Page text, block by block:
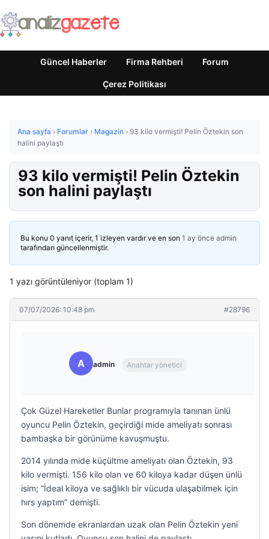
Güncel Haberler Firma Rehberi Forum
Çerez Politikası
Ana sayfa › Forumlar › Magazin › 93 kilo vermişti! Pelin Öztekin son
halini paylaştı
93 kilo vermişti! Pelin Öztekin
son halini paylaştı
Bu konu 0 yanıt içerir, 1 izleyen vardır ve en son 1 ay önce admin
tarafından güncellenmiştir.
1 yazı görüntüleniyor (toplam 1)
07/07/2026: 10:48 pm #28796
A admin Anahtar yönetici
Çok Güzel Hareketler Bunlar programıyla tanınan ünlü
oyuncu Pelin Öztekin, geçirdiği mide ameliyatı sonrası
bambaşka bir görünüme kavuşmuştu.
2014 yılında mide küçültme ameliyatı olan Öztekin, 93
kilo vermişti. 156 kilo olan ve 60 kiloya kadar düşen ünlü
isim; “İdeal kiloya ve sağlıklı bir vücuda ulaşabilmek için
hırs yaptım” demişti.
Son dönemde ekranlardan uzak olan Pelin Öztekin yeni